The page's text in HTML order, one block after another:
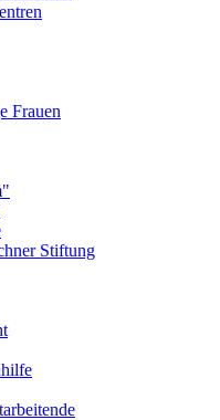
Frauen
Stiftung